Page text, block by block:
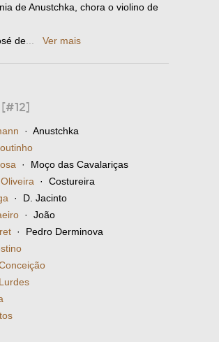
de Anustchka, chora o violino de
de
Ver mais
· Anustchka
· Moço das Cavalariças
· Costureira
· D. Jacinto
· João
· Pedro Derminova